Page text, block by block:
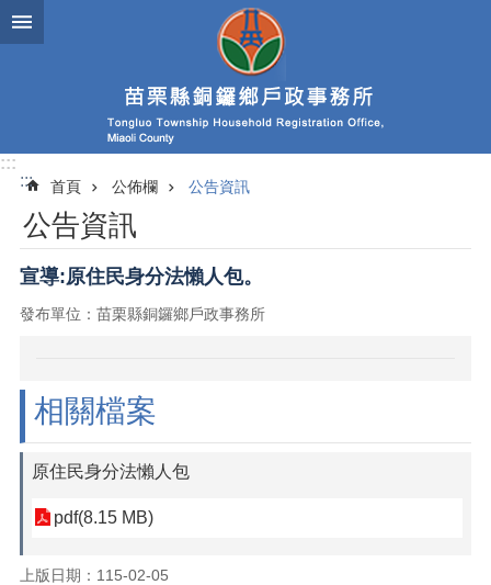
跳到主要內容區塊
:::
:::
首頁 公佈欄 公告資訊
公告資訊
宣導:原住民身分法懶人包。
發布單位：苗栗縣銅鑼鄉戶政事務所
相關檔案
原住民身分法懶人包
pdf(8.15 MB)
上版日期：115-02-05